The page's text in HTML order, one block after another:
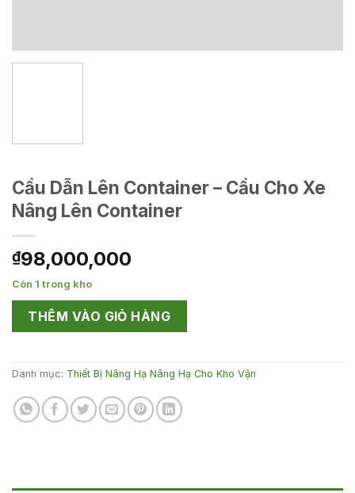
Cầu Dẫn Lên Container – Cầu Cho Xe
Nâng Lên Container
₫98,000,000
Còn 1 trong kho
THÊM VÀO GIỎ HÀNG
Danh mục: Thiết Bị Nâng Hạ Nâng Hạ Cho Kho Vận